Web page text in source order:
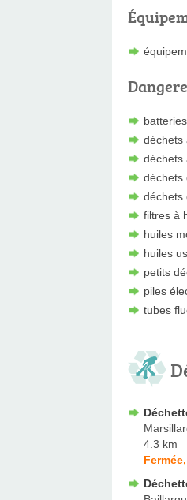
déchets
déchets
déchets
déchets
filtres à
huiles
huiles
petits
piles
tubes
4.3 km